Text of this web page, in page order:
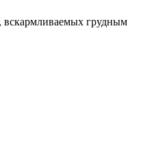
вскармливаемых грудным